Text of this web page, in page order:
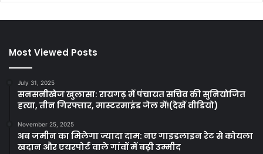
Most Viewed Posts
July 31, 2025
सनसनीखेज खुलासा: रायगढ़ में पंचायत सचिव की सुनियोजित
हत्या, तीन गिरफ्तार, मास्टरमाइंड जेल में!(देखें वीडियो)
November 25, 2025
अब जमीन का मिलेगा ज्यादा दाम: नए गाइडलाइन रेट से कोयला
खदान और एयरपोर्ट वाले गांवों में बढ़ी उम्मीद